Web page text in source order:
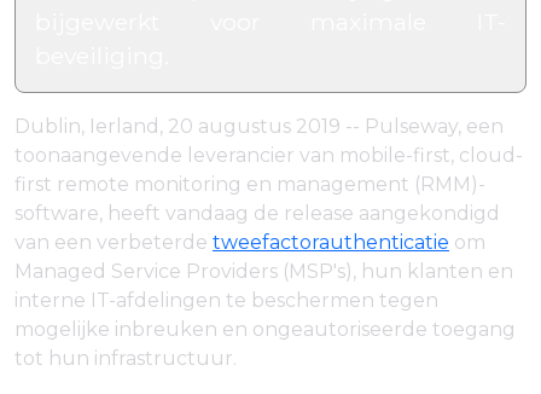
Dublin, Ierland, 20 augustus 2019 -- Pulseway, een
toonaangevende leverancier van mobile-first, cloud-
first remote monitoring en management (RMM)-
software, heeft vandaag de release aangekondigd
van een verbeterde tweefactorauthenticatie om
Managed Service Providers (MSP's), hun klanten en
interne IT-afdelingen te beschermen tegen
mogelijke inbreuken en ongeautoriseerde toegang
tot hun infrastructuur.